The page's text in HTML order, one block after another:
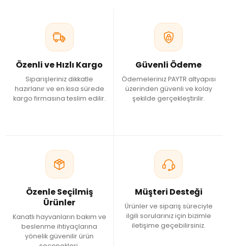
Özenli ve Hızlı Kargo
Siparişleriniz dikkatle
hazırlanır ve en kısa sürede
kargo firmasına teslim edilir.
Güvenli Ödeme
Ödemeleriniz PAYTR altyapısı
üzerinden güvenli ve kolay
şekilde gerçekleştirilir.
Özenle Seçilmiş
Ürünler
Kanatlı hayvanların bakım ve
beslenme ihtiyaçlarına
yönelik güvenilir ürün
Müşteri Desteği
Ürünler ve sipariş süreciyle
ilgili sorularınız için bizimle
iletişime geçebilirsiniz.